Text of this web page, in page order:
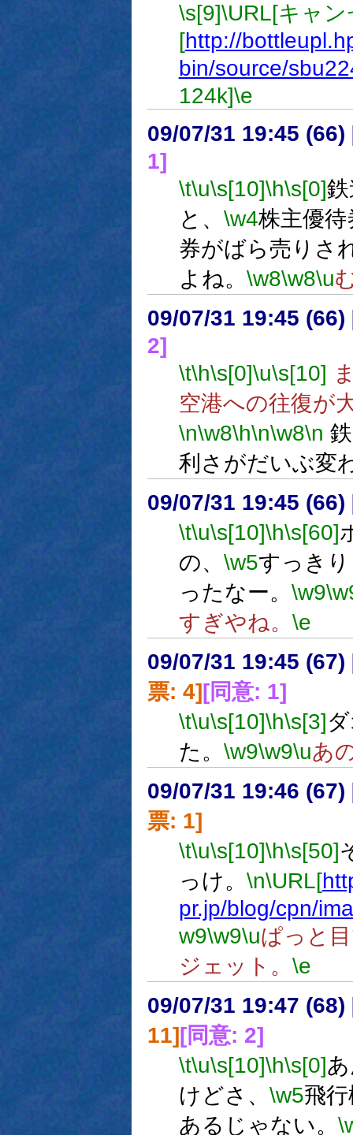
\s[9]\URL[キャン
[http://
bin/source/
124k]\e
09/07/31 19:45 (66)
1]
\t\u\s[10]\h\s[0]
と、 \w4株主優
券がばら売りさ
よね。 \w8\w8\u
09/07/31 19:45 (66)
2]
\t\h\s[0]\u\s[10]
空港への往復が
\n\w8\h\n\w8\n
利さがだいぶ変
09/07/31 19:45 (66)
\t\u\s[10]\h\s[60]
の、 \w5すっき
ったなー。 \w9
すぎやね。 \e
09/07/31 19:45 (67)
票: 4][同意: 1]
\t\u\s[10]\h\s[3]
た。 \w9\w9\uあ
09/07/31 19:46 (67)
票: 1]
\t\u\s[10]\h\s[50]
っけ。 \n\URL[
pr.jp/blog/cpn/
w9\w9\uぱっと
ジェット。 \e
09/07/31 19:47 (68)
11] [同意: 2]
\t\u\s[10]\h\s[0]
けどさ、 \w5飛
あるじゃない。